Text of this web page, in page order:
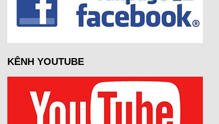
KÊNH YOUTUBE